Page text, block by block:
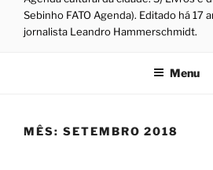
Sebinho FATO Agenda). Editado há 17
jornalista Leandro Hammerschmidt.
Menu
MÊS: SETEMBRO 2018